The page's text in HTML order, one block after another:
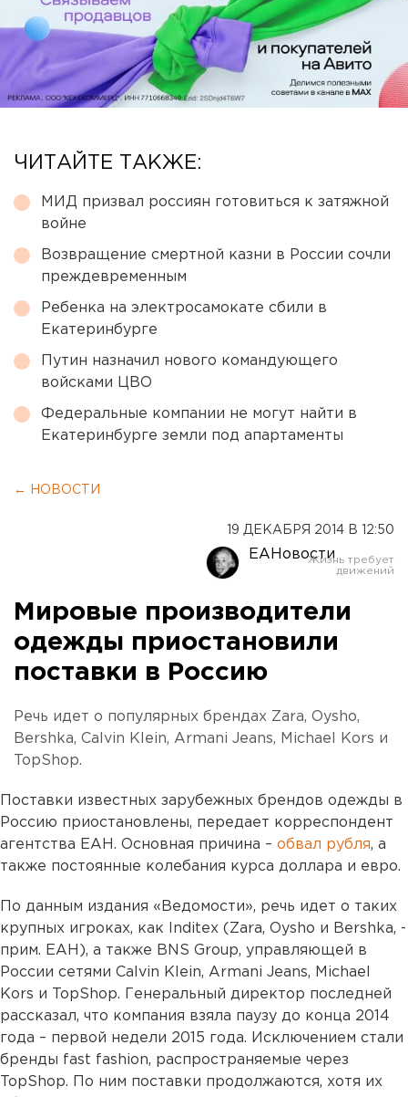
ЧИТАЙТЕ ТАКЖЕ:
МИД призвал россиян готовиться к затяжной
войне
Возвращение смертной казни в России сочли
преждевременным
Ребенка на электросамокате сбили в
Екатеринбурге
Путин назначил нового командующего
войсками ЦВО
Федеральные компании не могут найти в
Екатеринбурге земли под апартаменты
← НОВОСТИ
19 ДЕКАБРЯ 2014 В 12:50
ЕАНовости
Мировые производители
одежды приостановили
поставки в Россию
Речь идет о популярных брендах Zara, Oysho,
Bershka, Calvin Klein, Armani Jeans, Michael Kors и
TopShop.
Поставки известных зарубежных брендов одежды в
Россию приостановлены, передает корреспондент
агентства ЕАН. Основная причина – обвал рубля, а
также постоянные колебания курса доллара и евро.
По данным издания «Ведомости», речь идет о таких
крупных игроках, как Inditex (Zara, Oysho и Bershka, -
прим. ЕАН), а также BNS Group, управляющей в
России сетями Calvin Klein, Armani Jeans, Michael
Kors и TopShop. Генеральный директор последней
рассказал, что компания взяла паузу до конца 2014
года – первой недели 2015 года. Исключением стали
бренды fast fashion, распространяемые через
TopShop. По ним поставки продолжаются, хотя их